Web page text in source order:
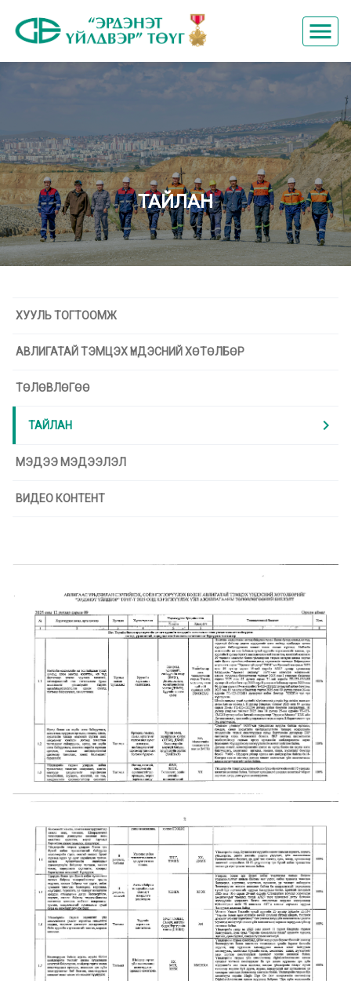
menu
ТАЙЛАН
ХУУЛЬ ТОГТООМЖ
АВЛИГАТАЙ ТЭМЦЭХ ҮНДЭСНИЙ ХӨТӨЛБӨР
ТӨЛӨВЛӨГӨӨ
ТАЙЛАН chevron_right
МЭДЭЭ МЭДЭЭЛЭЛ
ВИДЕО КОНТЕНТ